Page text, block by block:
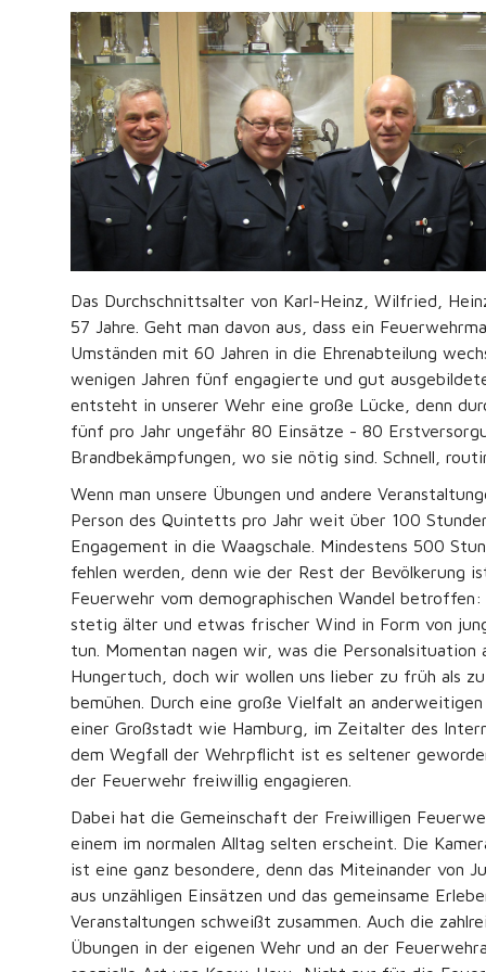
Das Durchschnittsalter von Karl-Heinz, Wilfried,
57 Jahre. Geht man davon aus, dass ein
Umständen mit 60 Jahren in die Ehrenabteilung
wenigen Jahren fünf engagierte und gut
entsteht in unserer Wehr eine große Lücke, denn
fünf pro Jahr ungefähr 80 Einsätze - 80
Brandbekämpfungen, wo sie nötig sind. Schnell,
Wenn man unsere Übungen und andere
Person des Quintetts pro Jahr weit über 100
Engagement in die Waagschale. Mindestens 500
fehlen werden, denn wie der Rest der Bevölkerung
Feuerwehr vom demographischen Wandel
stetig älter und etwas frischer Wind in Form von
tun. Momentan nagen wir, was die Personalsituation
Hungertuch, doch wir wollen uns lieber zu früh als
bemühen. Durch eine große Vielfalt an
einer Großstadt wie Hamburg, im Zeitalter des
dem Wegfall der Wehrpflicht ist es seltener
der Feuerwehr freiwillig engagieren.
Dabei hat die Gemeinschaft der Freiwilligen
einem im normalen Alltag selten erscheint. Die
ist eine ganz besondere, denn das Miteinander von
aus unzähligen Einsätzen und das gemeinsame
Veranstaltungen schweißt zusammen. Auch die
Übungen in der eigenen Wehr und an der